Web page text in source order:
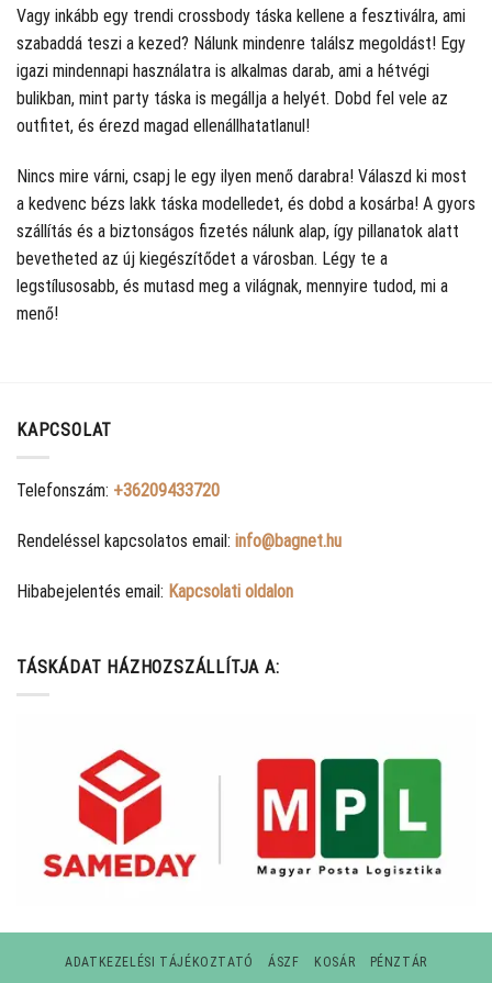
Vagy inkább egy trendi crossbody táska kellene a fesztiválra, ami
szabaddá teszi a kezed? Nálunk mindenre találsz megoldást! Egy
igazi mindennapi használatra is alkalmas darab, ami a hétvégi
bulikban, mint party táska is megállja a helyét. Dobd fel vele az
outfitet, és érezd magad ellenállhatatlanul!
Nincs mire várni, csapj le egy ilyen menő darabra! Válaszd ki most
a kedvenc bézs lakk táska modelledet, és dobd a kosárba! A gyors
szállítás és a biztonságos fizetés nálunk alap, így pillanatok alatt
bevetheted az új kiegészítődet a városban. Légy te a
legstílusosabb, és mutasd meg a világnak, mennyire tudod, mi a
menő!
KAPCSOLAT
Telefonszám: +36209433720
Rendeléssel kapcsolatos email: info@bagnet.hu
Hibabejelentés email: Kapcsolati oldalon
TÁSKÁDAT HÁZHOZSZÁLLÍTJA A:
ADATKEZELÉSI TÁJÉKOZTATÓ ÁSZF KOSÁR PÉNZTÁR